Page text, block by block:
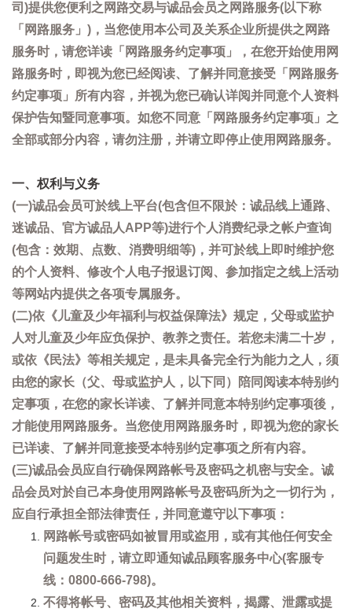
司)提供您便利之网路交易与诚品会员之网路服务(以下称
「网路服务」)，当您使用本公司及关系企业所提供之网路
服务时，请您详读「网路服务约定事项」，在您开始使用网
路服务时，即视为您已经阅读、了解并同意接受「网路服务
约定事项」所有内容，并视为您已确认详阅并同意个人资料
保护告知暨同意事项。如您不同意「网路服务约定事项」之
全部或部分内容，请勿注册，并请立即停止使用网路服务。
一、权利与义务
(一)诚品会员可於线上平台(包含但不限於：诚品线上通路、
迷诚品、官方诚品人APP等)进行个人消费纪录之帐户查询
(包含：效期、点数、消费明细等)，并可於线上即时维护您
的个人资料、修改个人电子报退订阅、参加指定之线上活动
等网站内提供之各项专属服务。
(二)依《儿童及少年福利与权益保障法》规定，父母或监护
人对儿童及少年应负保护、教养之责任。若您未满二十岁，
或依《民法》等相关规定，是未具备完全行为能力之人，须
由您的家长（父、母或监护人，以下同）陪同阅读本特别约
定事项，在您的家长详读、了解并同意本特别约定事项後，
才能使用网路服务。当您使用网路服务时，即视为您的家长
已详读、了解并同意接受本特别约定事项之所有内容。
(三)诚品会员应自行确保网路帐号及密码之机密与安全。诚
品会员对於自己本身使用网路帐号及密码所为之一切行为，
应自行承担全部法律责任，并同意遵守以下事项：
网路帐号或密码如被冒用或盗用，或有其他任何安全
问题发生时，请立即通知诚品顾客服务中心(客服专
线：0800-666-798)。
不得将帐号、密码及其他相关资料，揭露、泄露或提